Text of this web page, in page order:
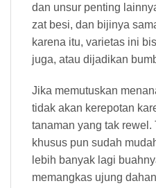
dan unsur penting
zat besi, dan bijinya
karena itu, varietas ini
juga, atau dijadikan
Jika memutuskan
tidak akan kerepotan
tanaman yang tak
khusus pun sudah
lebih banyak lagi
memangkas ujung